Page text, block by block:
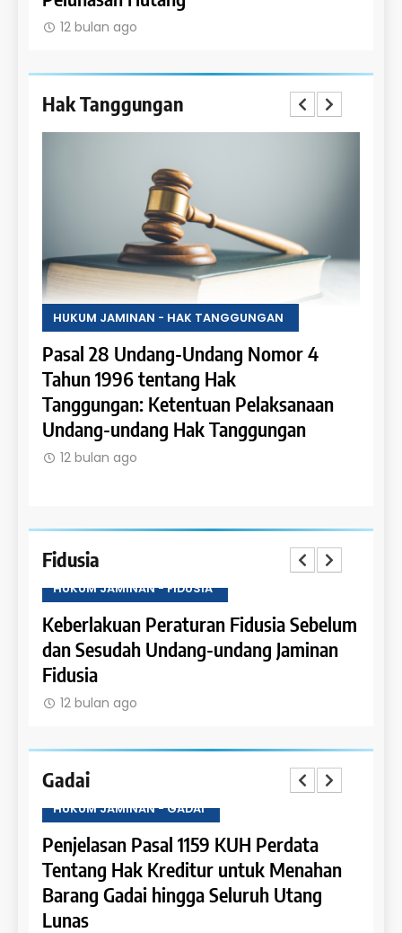
12 bulan ago
Hak Tanggungan
TANGGUNGAN
Undang Nomor 4
Hak
Pelaksanaan
Hak Tanggungan
HUKUM JAMINAN - HAK
Pasal 27 Undang-
Tahun 1996 tentang Hak
Penerapan Hak
Rumah Susun dan
Fidusia
HUKUM JAMINAN - FIDUSIA
Keberlakuan Peraturan Fidusia Sebelum
dan Sesudah Undang-undang Jaminan
Fidusia
12 bulan ago
Gadai
HUKUM JAMINAN - GADAI
Penjelasan Pasal 1159 KUH Perdata
Tentang Hak Kreditur untuk Menahan
Barang Gadai hingga Seluruh Utang
Lunas